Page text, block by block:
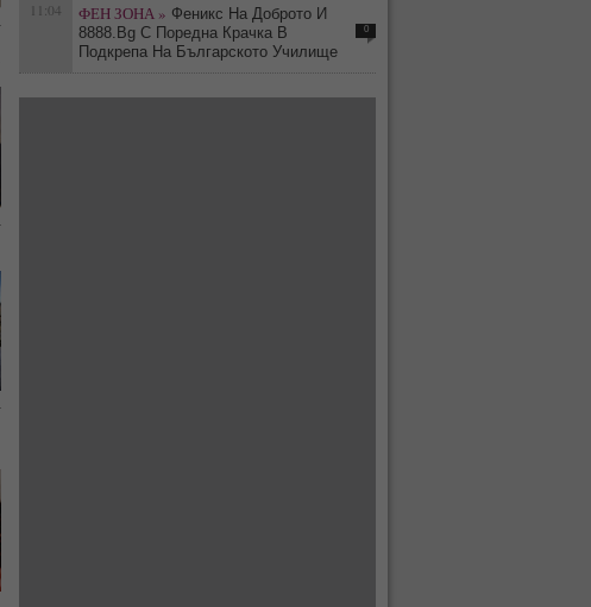
11:04 ФЕН ЗОНА » Феникс На Доброто И
8888.Bg С Поредна Крачка В
Подкрепа На Българското Училище
0